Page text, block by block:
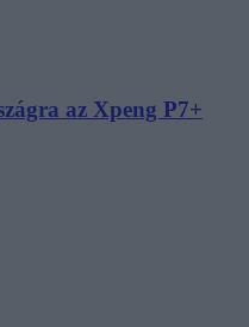
az Xpeng P7+